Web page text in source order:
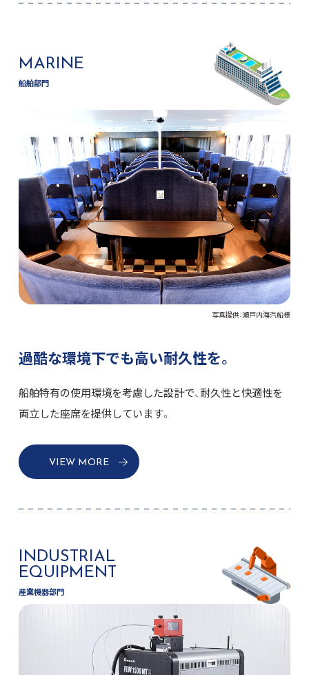
MARINE
船舶部門
写真提供：瀬戸内海汽船様
過酷な環境下でも高い耐久性を。
船舶特有の使用環境を考慮した設計で、耐久性と快適性を
両立した座席を提供しています。
VIEW MORE
INDUSTRIAL
EQUIPMENT
産業機器部門